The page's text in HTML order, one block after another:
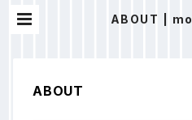
ABOUT |
ABOUT